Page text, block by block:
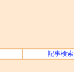
記事検索